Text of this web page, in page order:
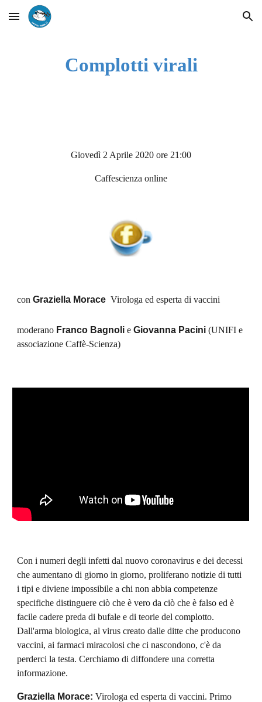
Skip to main content Skip to navigation
Complotti virali
Giovedì 2 Aprile 2020 ore 21:00
Caffescienza online
con Graziella Morace
  Virologa ed esperta di vaccini
moderano Franco Bagnoli e Giovanna Pacini (UNIFI e
associazione Caffè-Scienza)
Con i numeri degli infetti dal nuovo coronavirus e dei decessi
che aumentano di giorno in giorno, proliferano notizie di tutti
i tipi e diviene impossibile a chi non abbia competenze
specifiche distinguere ciò che è vero da ciò che è falso ed è
facile cadere preda di bufale e di teorie del complotto.
Dall'arma biologica, al virus creato dalle ditte che producono
vaccini, ai farmaci miracolosi che ci nascondono, c'è da
perderci la testa. Cerchiamo di diffondere una corretta
informazione.
Graziella Morace: Virologa ed esperta di vaccini. Primo